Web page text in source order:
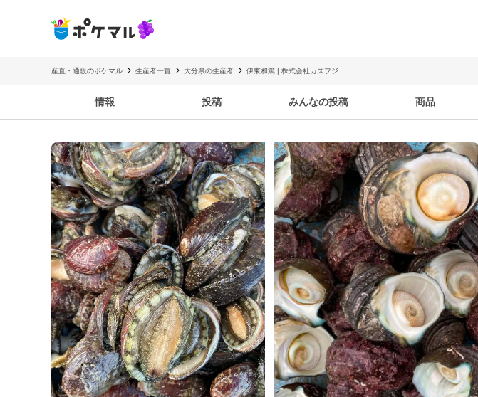
産直・通販のポケマル 生産者一覧 大分県の生産者 伊東和篤 | 株式会社カズフジ
情報 投稿 みんなの投稿 商品